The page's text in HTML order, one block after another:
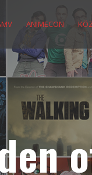
ANIMECON